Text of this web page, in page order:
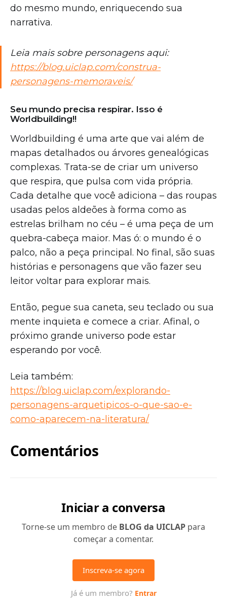
do mesmo mundo, enriquecendo sua
narrativa.
Leia mais sobre personagens aqui:
https://blog.uiclap.com/construa-
personagens-memoraveis/
Seu mundo precisa respirar. Isso é
Worldbuilding!!
Worldbuilding é uma arte que vai além de
mapas detalhados ou árvores genealógicas
complexas. Trata-se de criar um universo
que respira, que pulsa com vida própria.
Cada detalhe que você adiciona – das roupas
usadas pelos aldeões à forma como as
estrelas brilham no céu – é uma peça de um
quebra-cabeça maior. Mas ó: o mundo é o
palco, não a peça principal. No final, são suas
histórias e personagens que vão fazer seu
leitor voltar para explorar mais.
Então, pegue sua caneta, seu teclado ou sua
mente inquieta e comece a criar. Afinal, o
próximo grande universo pode estar
esperando por você.
Leia também:
https://blog.uiclap.com/explorando-
personagens-arquetipicos-o-que-sao-e-
como-aparecem-na-literatura/